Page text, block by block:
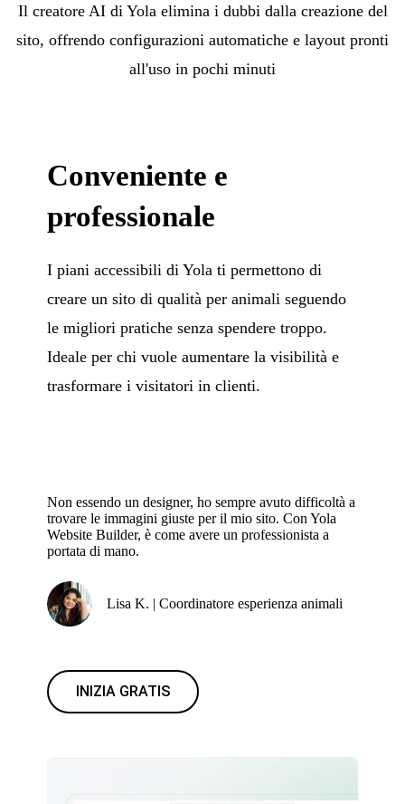
Il creatore AI di Yola elimina i dubbi dalla creazione del
sito, offrendo configurazioni automatiche e layout pronti
all'uso in pochi minuti
Conveniente e
professionale
I piani accessibili di Yola ti permettono di
creare un sito di qualità per animali seguendo
le migliori pratiche senza spendere troppo.
Ideale per chi vuole aumentare la visibilità e
trasformare i visitatori in clienti.
Non essendo un designer, ho sempre avuto difficoltà a
trovare le immagini giuste per il mio sito. Con Yola
Website Builder, è come avere un professionista a
portata di mano.
Lisa K. | Coordinatore esperienza animali
INIZIA GRATIS